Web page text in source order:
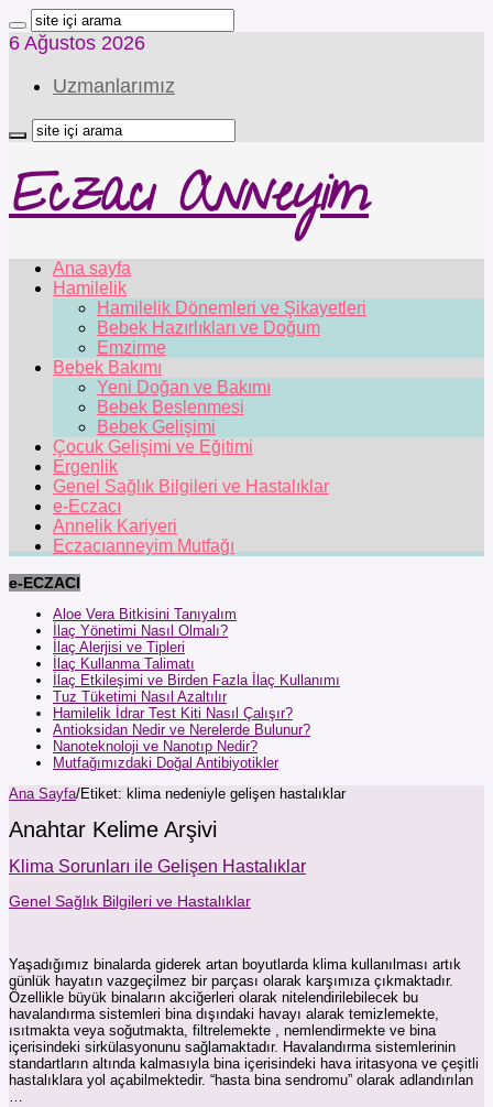
6 Ağustos 2026
Uzmanlarımız
Eczacı Anneyim
Ana sayfa
Hamilelik
Hamilelik Dönemleri ve Şikayetleri
Bebek Hazırlıkları ve Doğum
Emzirme
Bebek Bakımı
Yeni Doğan ve Bakımı
Bebek Beslenmesi
Bebek Gelişimi
Çocuk Gelişimi ve Eğitimi
Ergenlik
Genel Sağlık Bilgileri ve Hastalıklar
e-Eczacı
Annelik Kariyeri
Eczacıanneyim Mutfağı
e-ECZACI
Aloe Vera Bitkisini Tanıyalım
İlaç Yönetimi Nasıl Olmalı?
İlaç Alerjisi ve Tipleri
İlaç Kullanma Talimatı
İlaç Etkileşimi ve Birden Fazla İlaç Kullanımı
Tuz Tüketimi Nasıl Azaltılır
Hamilelik İdrar Test Kiti Nasıl Çalışır?
Antioksidan Nedir ve Nerelerde Bulunur?
Nanoteknoloji ve Nanotıp Nedir?
Mutfağımızdaki Doğal Antibiyotikler
Ana Sayfa/Etiket: klima nedeniyle gelişen hastalıklar
Anahtar Kelime Arşivi
Klima Sorunları ile Gelişen Hastalıklar
Genel Sağlık Bilgileri ve Hastalıklar
Yaşadığımız binalarda giderek artan boyutlarda klima kullanılması artık
günlük hayatın vazgeçilmez bir parçası olarak karşımıza çıkmaktadır.
Özellikle büyük binaların akciğerleri olarak nitelendirilebilecek bu
havalandırma sistemleri bina dışındaki havayı alarak temizlemekte,
ısıtmakta veya soğutmakta, filtrelemekte , nemlendirmekte ve bina
içerisindeki sirkülasyonunu sağlamaktadır. Havalandırma sistemlerinin
standartların altında kalmasıyla bina içerisindeki hava iritasyona ve çeşitli
hastalıklara yol açabilmektedir. “hasta bina sendromu” olarak adlandırılan
…